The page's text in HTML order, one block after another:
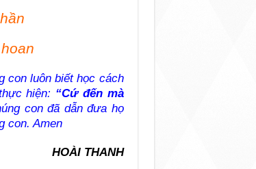
con luôn biết học cách
hiện: “Cứ đến mà
con đã dẫn đưa họ
con. Amen
HOÀI THANH